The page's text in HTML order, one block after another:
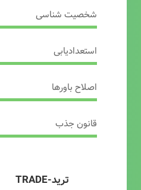
شخصیت شناسی
استعدادیابی
اصلاح باورها
قانون جذب
ترید-TRADE